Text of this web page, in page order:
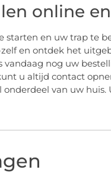
online
starten en uw trap te
en ontdek het
vandaag nog uw
u altijd contact
van uw